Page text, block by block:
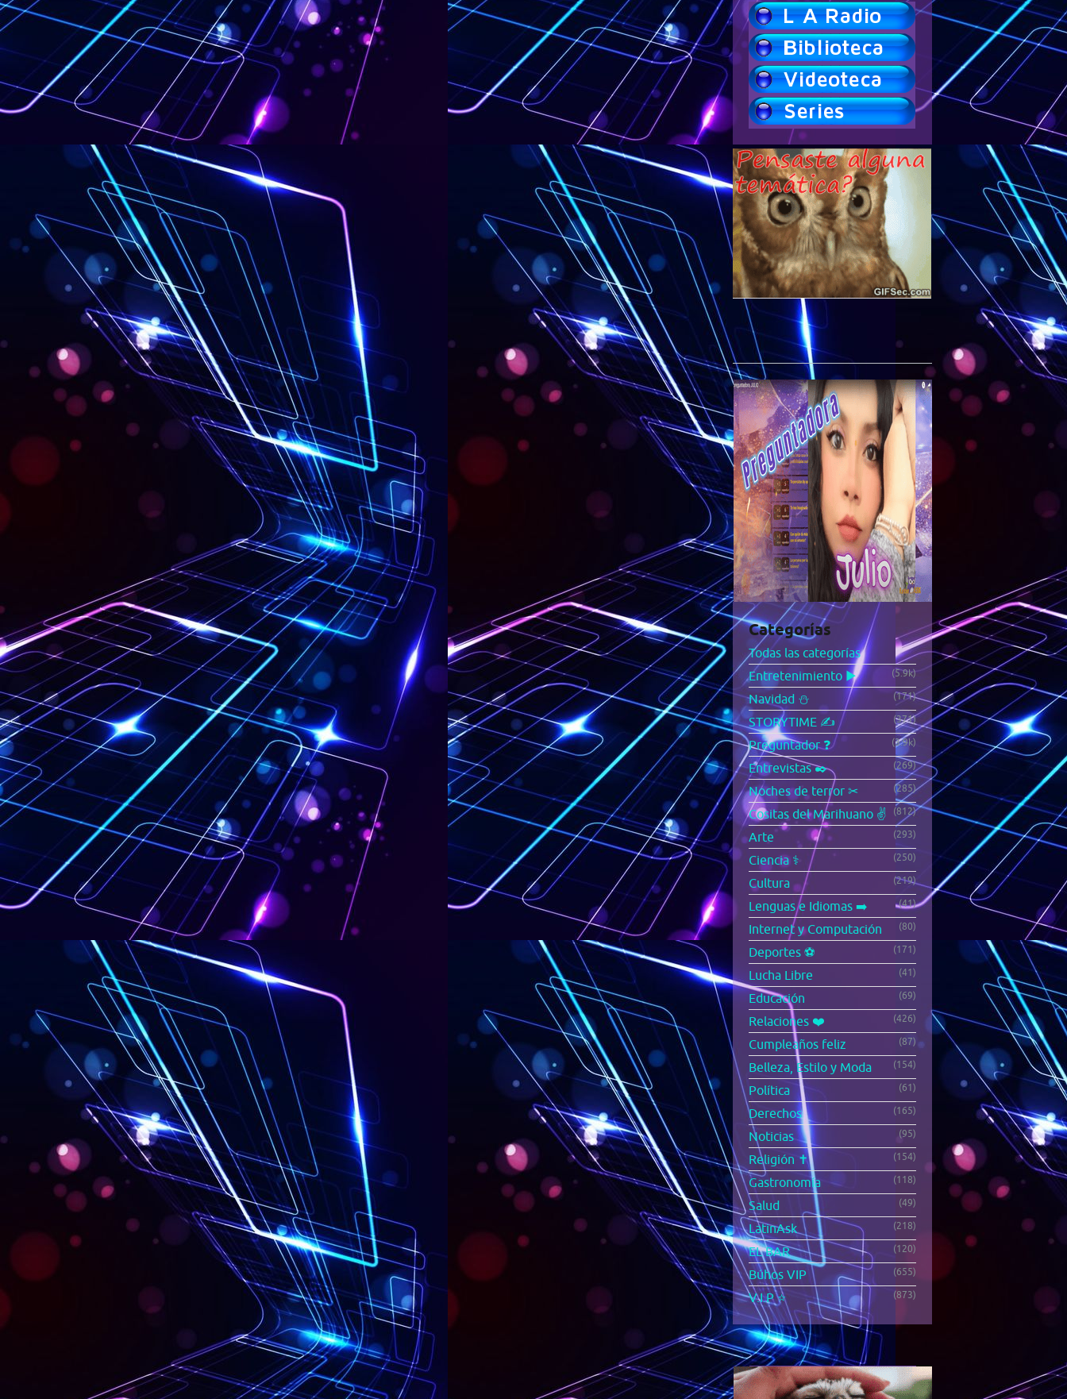
Categorías
Todas las categorías
Entretenimiento ▶️
(5.9k)
Navidad ⛄ (171)
STORYTIME ✍️ (371)
Preguntador ❓ (3.9k)
Entrevistas ✒️ (269)
Noches de terror ✂ (285)
Cositas del Marihuano ✌️ (812)
Arte (293)
Ciencia ⚕️ (250)
Cultura (219)
Lenguas e Idiomas ➡️ (41)
Internet y Computación (80)
Deportes ⚽ (171)
Lucha Libre (41)
Educación (69)
Relaciones ❤️ (426)
Cumpleaños feliz (87)
Belleza, Estilo y Moda (154)
Política (61)
Derechos (165)
Noticias (95)
Religión ✝️ (154)
Gastronomía (118)
Salud (49)
LatinAsk (218)
EL BAR (120)
Búhos VIP (655)
V.I.P ⭐ (873)